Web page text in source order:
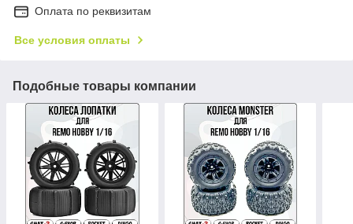
Оплата по реквизитам
Все условия оплаты
Подобные товары компании